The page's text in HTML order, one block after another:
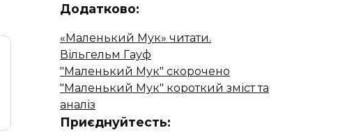
Додатково:
«Маленький Мук» читати.
Вільгельм Гауф
"Маленький Мук" скорочено
"Маленький Мук" короткий зміст та
аналіз
Приєднуйтесть: